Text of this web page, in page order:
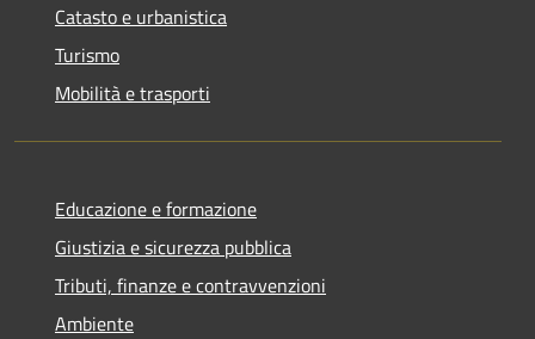
Catasto e urbanistica
Turismo
Mobilità e trasporti
Educazione e formazione
Giustizia e sicurezza pubblica
Tributi, finanze e contravvenzioni
Ambiente